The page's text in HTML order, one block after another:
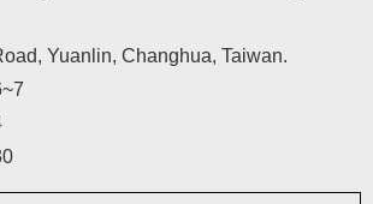
Yuanlin, Changhua, Taiwan.